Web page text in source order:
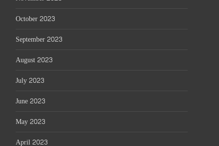
October 2023
September 2023
August 2023
July 2023
June 2023
May 2023
April 2023